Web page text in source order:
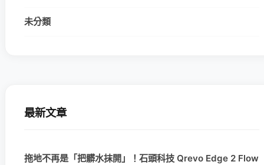
未分類
最新文章
拖地不再是「把髒水抹開」！石頭科技 Qrevo Edge 2 Flow